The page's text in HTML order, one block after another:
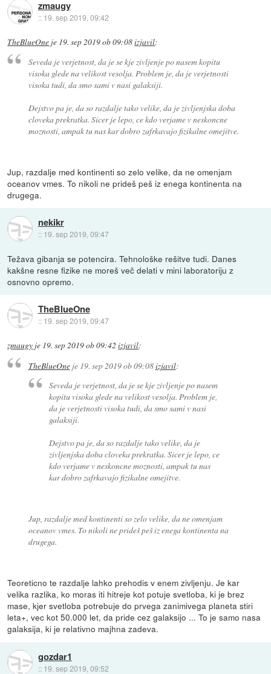
zmaugy
:: 19. sep 2019, 09:42
TheBlueOne je 19. sep 2019 ob 09:08izjavil:
Seveda je verjetnost, da je se kje zivljenje po nasem kopitu
visoka glede na velikost vesolja. Problem je, da je verjetnosti
visoka tudi, da smo sami v nasi galaksiji.
Dejstvo pa je, da so razdalje tako velike, da je zivljenjska doba
cloveka prekratka. Sicer je lepo, ce kdo verjame v neskoncne
moznosti, ampak tu nas kar dobro zafrkavajo fizikalne omejitve.
Jup, razdalje med kontinenti so zelo velike, da ne omenjam
oceanov vmes. To nikoli ne prideš peš iz enega kontinenta na
drugega.
nekikr
:: 19. sep 2019, 09:47
Težava gibanja se potencira. Tehnološke rešitve tudi. Danes
kakšne resne fizike ne moreš več delati v mini laboratoriju z
osnovno opremo.
TheBlueOne
:: 19. sep 2019, 09:47
zmaugy je 19. sep 2019 ob 09:42 izjavil:
TheBlueOneje 19. sep 2019 ob 09:08izjavil:
Seveda je verjetnost, da je se kje zivljenje po nasem
kopitu visoka glede na velikost vesolja. Problem je,
da je verjetnosti visoka tudi, da smo sami v nasi
galaksiji.
Dejstvo pa je, da so razdalje tako velike, da je
zivljenjska doba cloveka prekratka. Sicer je lepo, ce
kdo verjame v neskoncne moznosti, ampak tu nas
kar dobro zafrkavajo fizikalne omejitve.
Jup, razdalje med kontinenti so zelo velike, da ne omenjam
oceanov vmes. To nikoli ne prideš peš iz enega kontinenta na
drugega.
Teoreticno te razdalje lahko prehodis v enem zivljenju. Je kar
velika razlika, ko moras iti hitreje kot potuje svetloba, ki je brez
mase, kjer svetloba potrebuje do prvega zanimivega planeta stiri
leta+, vec kot 50.000 let, da pride cez galaksijo ... To je samo nasa
galaksija, ki je relativno majhna zadeva.
gozdar1
:: 19. sep 2019, 09:52